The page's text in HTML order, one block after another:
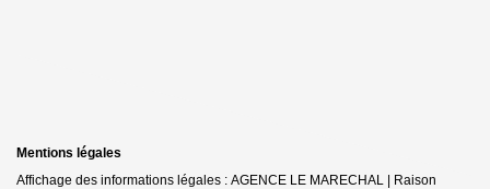
Mentions légales
Affichage des informations légales : AGENCE LE MARECHAL | Raison